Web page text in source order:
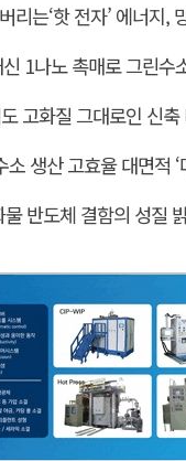
1나노 촉매로 그린수
반도체 결함의 성질